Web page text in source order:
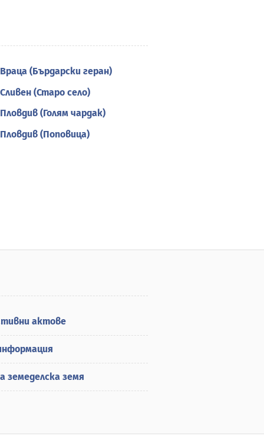
Враца (Бърдарски геран)
Сливен (Старо село)
Пловдив (Голям чардак)
Пловдив (Поповица)
актове
земеделска земя